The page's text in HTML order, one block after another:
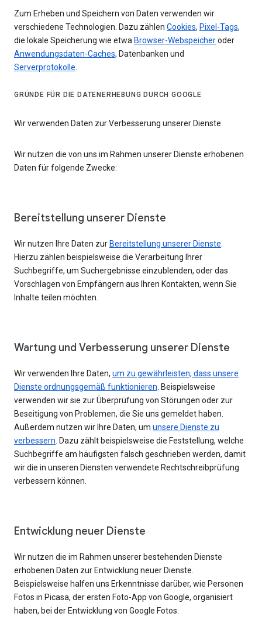
Zum Erheben und Speichern von Daten verwenden wir
verschiedene Technologien. Dazu zählen Cookies, Pixel-Tags,
die lokale Speicherung wie etwa Browser-Webspeicheroder
Anwendungsdaten-Caches, Datenbanken und
Serverprotokolle.
GRÜNDE FÜR DIE DATENERHEBUNG DURCH GOOGLE
Wir verwenden Daten zur Verbesserung unserer Dienste
Wir nutzen die von uns im Rahmen unserer Dienste erhobenen
Daten für folgende Zwecke:
Bereitstellung unserer Dienste
Wir nutzen Ihre Daten zur Bereitstellung unserer Dienste
Hierzu zählen beispielsweise die Verarbeitung Ihrer
Suchbegriffe, um Suchergebnisse einzublenden, oder das
Vorschlagen von Empfängern aus Ihren Kontakten, wenn Sie
Inhalte teilen möchten.
Wartung und Verbesserung unserer Dienste
Wir verwenden Ihre Daten, um zu gewährleisten, dass unsere
Dienste ordnungsgemäß funktionieren . Beispielsweise
verwenden wir sie zur Überprüfung von Störungen oder zur
Beseitigung von Problemen, die Sie uns gemeldet haben.
Außerdem nutzen wir Ihre Daten, um unsere Dienste zu
verbessern . Dazu zählt beispielsweise die Feststellung, welche
Suchbegriffe am häufigsten falsch geschrieben werden, damit
wir die in unseren Diensten verwendete Rechtschreibprüfung
verbessern können.
Entwicklung neuer Dienste
Wir nutzen die im Rahmen unserer bestehenden Dienste
erhobenen Daten zur Entwicklung neuer Dienste.
Beispielsweise halfen uns Erkenntnisse darüber, wie Personen
Fotos in Picasa, der ersten Foto-App von Google, organisiert
haben, bei der Entwicklung von Google Fotos.